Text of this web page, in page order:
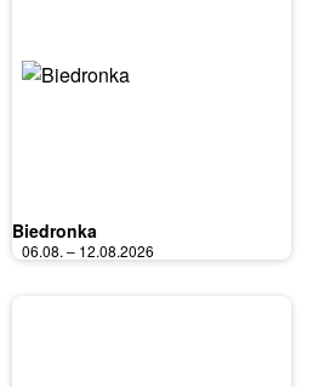
Biedronka
06.08. – 12.08.2026